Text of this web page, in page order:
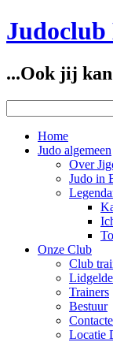
Judoclub
...Ook jij
Home
Judo algemeen
Over
Judo in
Onze Club
Club
Trainers
Bestuur
Locatie